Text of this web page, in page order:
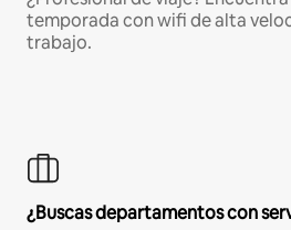
temporada con wifi de alta
trabajo.
¿Buscas departamentos con